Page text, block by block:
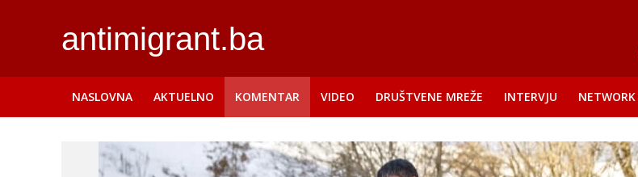
antimigrant.ba
NASLOVNA AKTUELNO KOMENTAR VIDEO DRUŠTVENE MREŽE INTERVJU NETWORK